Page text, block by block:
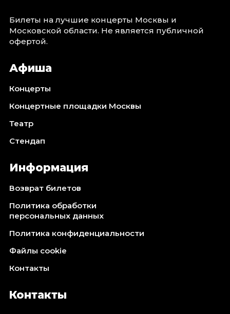
Билеты на лучшие концерты Москвы и
Московской области. Не является публичной
офертой.
Афиша
Концерты
Концертные площадки Москвы
Театр
Стендап
Информация
Возврат билетов
Политика обработки
персональных данных
Политика конфиденциальности
Файлы cookie
Контакты
Контакты